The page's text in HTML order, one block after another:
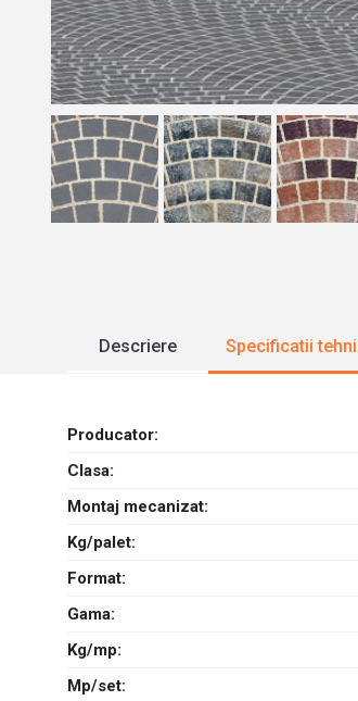
Descriere Specificatii
Producator:
Clasa:
Montaj mecanizat:
Kg/palet:
Format:
Gama:
Kg/mp:
Mp/set: